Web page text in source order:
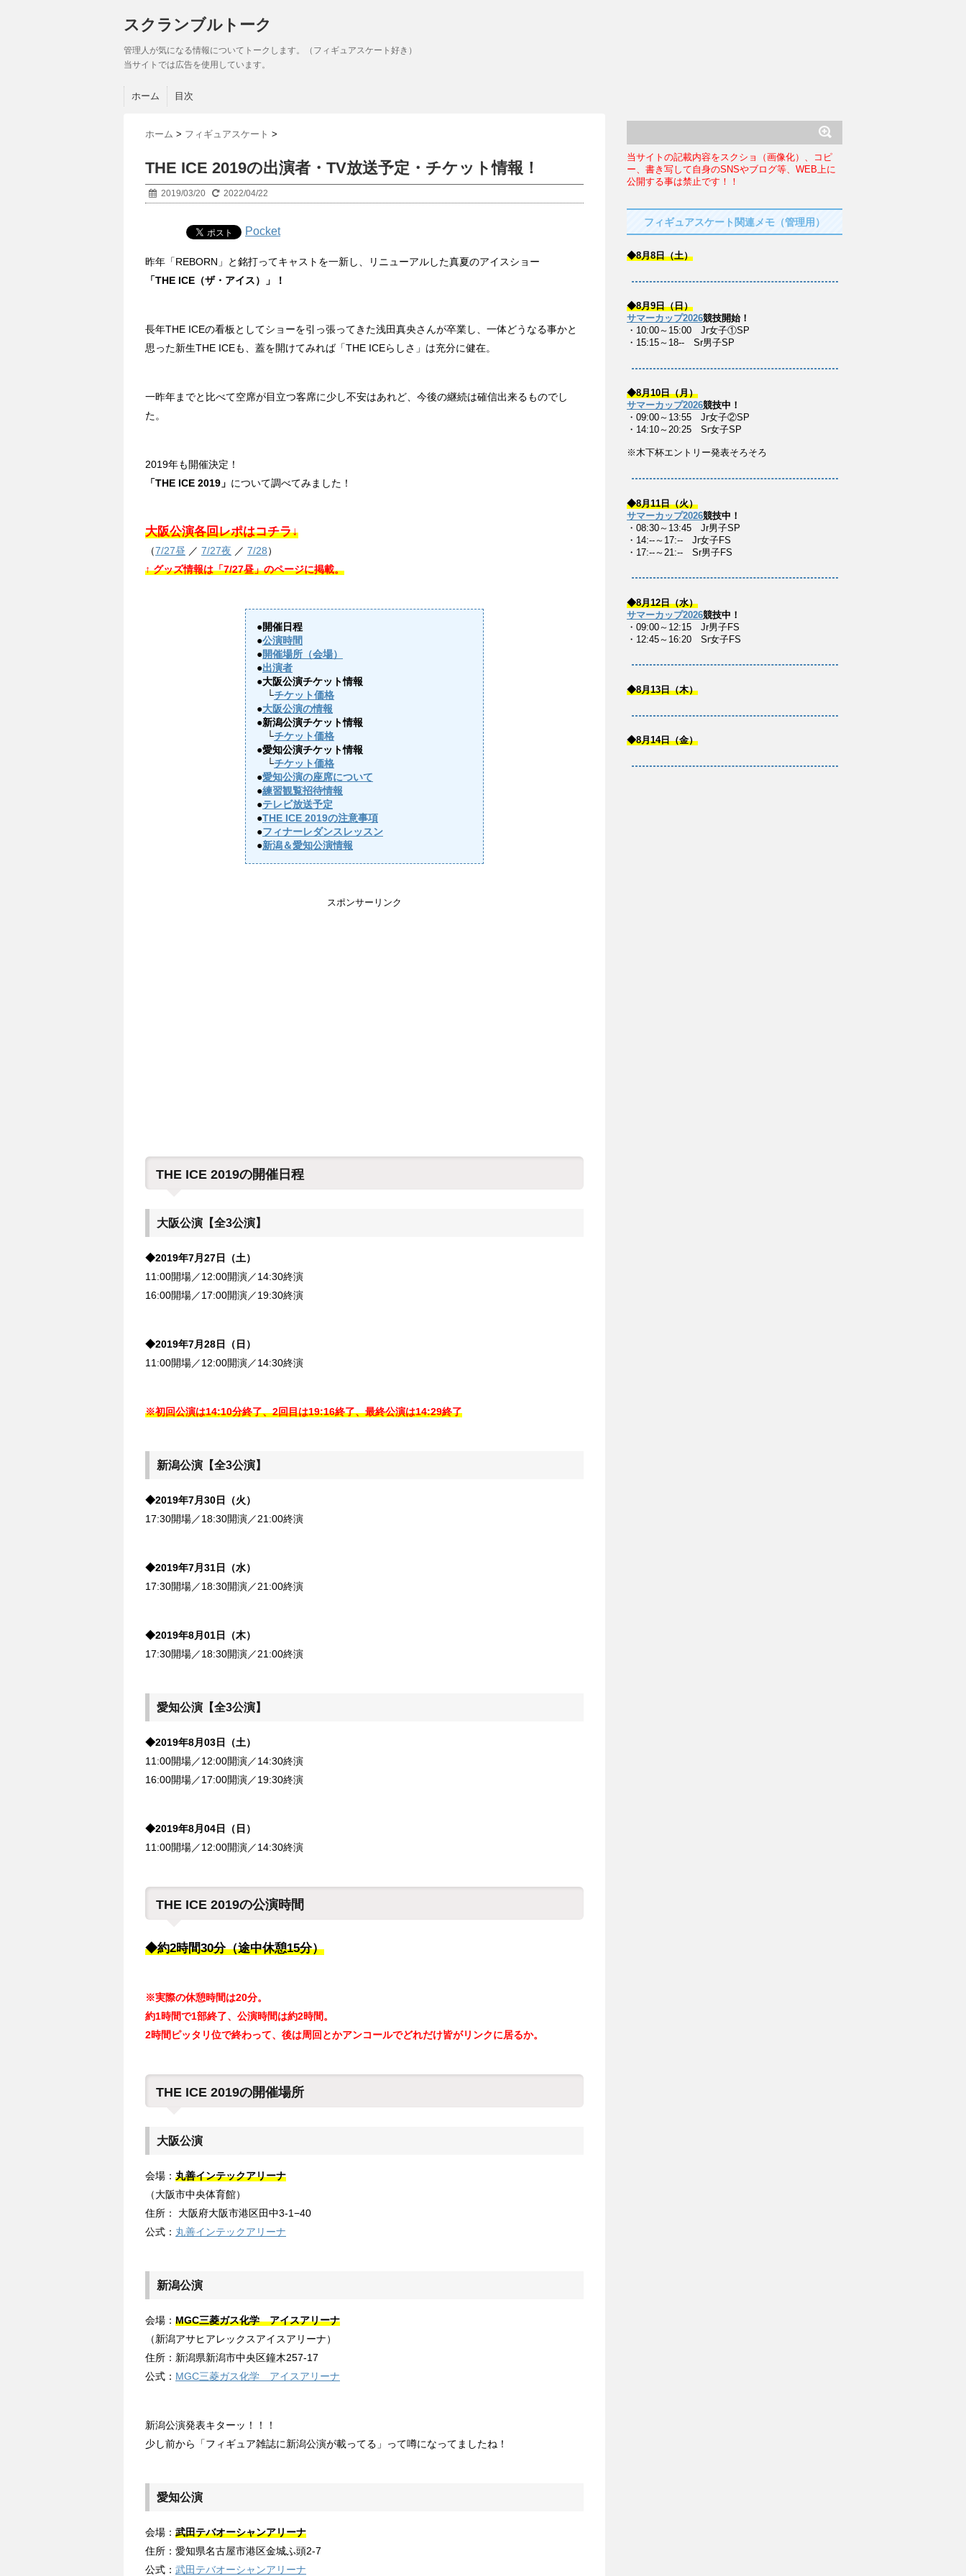
スクランブルトーク
管理人が気になる情報についてトークします。（フィギュアスケート好き）
当サイトでは広告を使用しています。
ホーム 目次
ホーム > フィギュアスケート >
THE ICE 2019の出演者・TV放送予定・チケット情報！
2019/03/20 2022/04/22
Pocket
昨年「REBORN」と銘打ってキャストを一新し、リニューアルした真夏のアイスショー
「THE ICE（ザ・アイス）」！
長年THE ICEの看板としてショーを引っ張ってきた浅田真央さんが卒業し、一体どうなる事かと
思った新生THE ICEも、蓋を開けてみれば「THE ICEらしさ」は充分に健在。
一昨年までと比べて空席が目立つ客席に少し不安はあれど、今後の継続は確信出来るものでし
た。
2019年も開催決定！
「THE ICE 2019」 について調べてみました！
大阪公演各回レポはコチラ↓
（7/27昼 ／ 7/27夜 ／ 7/28）
↑ グッズ情報は「7/27昼」のページに掲載。
●開催日程
●公演時間
●開催場所（会場）
●出演者
●大阪公演チケット情報
└チケット価格
●大阪公演の情報
●新潟公演チケット情報
└チケット価格
●愛知公演チケット情報
└チケット価格
●愛知公演の座席について
●練習観覧招待情報
●テレビ放送予定
●THE ICE 2019の注意事項
●フィナーレダンスレッスン
●新潟＆愛知公演情報
スポンサーリンク
THE ICE 2019の開催日程
大阪公演【全3公演】
◆2019年7月27日（土）
11:00開場／12:00開演／14:30終演
16:00開場／17:00開演／19:30終演
◆2019年7月28日（日）
11:00開場／12:00開演／14:30終演
※初回公演は14:10分終了、2回目は19:16終了、最終公演は14:29終了
新潟公演【全3公演】
◆2019年7月30日（火）
17:30開場／18:30開演／21:00終演
◆2019年7月31日（水）
17:30開場／18:30開演／21:00終演
◆2019年8月01日（木）
17:30開場／18:30開演／21:00終演
愛知公演【全3公演】
◆2019年8月03日（土）
11:00開場／12:00開演／14:30終演
16:00開場／17:00開演／19:30終演
◆2019年8月04日（日）
11:00開場／12:00開演／14:30終演
THE ICE 2019の公演時間
◆約2時間30分（途中休憩15分）
※実際の休憩時間は20分。
約1時間で1部終了、公演時間は約2時間。
2時間ピッタリ位で終わって、後は周回とかアンコールでどれだけ皆がリンクに居るか。
THE ICE 2019の開催場所
大阪公演
会場： 丸善インテックアリーナ
（大阪市中央体育館）
住所： 大阪府大阪市港区田中3-1−40
公式： 丸善インテックアリーナ
新潟公演
会場： MGC三菱ガス化学 アイスアリーナ
（新潟アサヒアレックスアイスアリーナ）
住所：新潟県新潟市中央区鐘木257-17
公式： MGC三菱ガス化学 アイスアリーナ
新潟公演発表キターッ！！！
少し前から「フィギュア雑誌に新潟公演が載ってる」って噂になってましたね！
愛知公演
会場： 武田テバオーシャンアリーナ
住所：愛知県名古屋市港区金城ふ頭2-7
公式： 武田テバオーシャンアリーナ
当サイトの記載内容をスクショ（画像化）、コピ
ー、書き写して自身のSNSやブログ等、WEB上に
公開する事は禁止です！！
フィギュアスケート関連メモ（管理用）
◆8月8日（土）
◆8月9日（日）
サマーカップ2026競技開始！
・10:00～15:00 Jr女子①SP
・15:15～18-- Sr男子SP
◆8月10日（月）
サマーカップ2026競技中！
・09:00～13:55 Jr女子②SP
・14:10～20:25 Sr女子SP
※木下杯エントリー発表そろそろ
◆8月11日（火）
サマーカップ2026競技中！
・08:30～13:45 Jr男子SP
・14:--～17:-- Jr女子FS
・17:--～21:-- Sr男子FS
◆8月12日（水）
サマーカップ2026競技中！
・09:00～12:15 Jr男子FS
・12:45～16:20 Sr女子FS
◆8月13日（木）
◆8月14日（金）